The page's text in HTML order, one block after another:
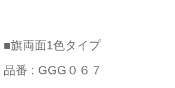
■旗両面1色タイプ
品番 : GGG０６７